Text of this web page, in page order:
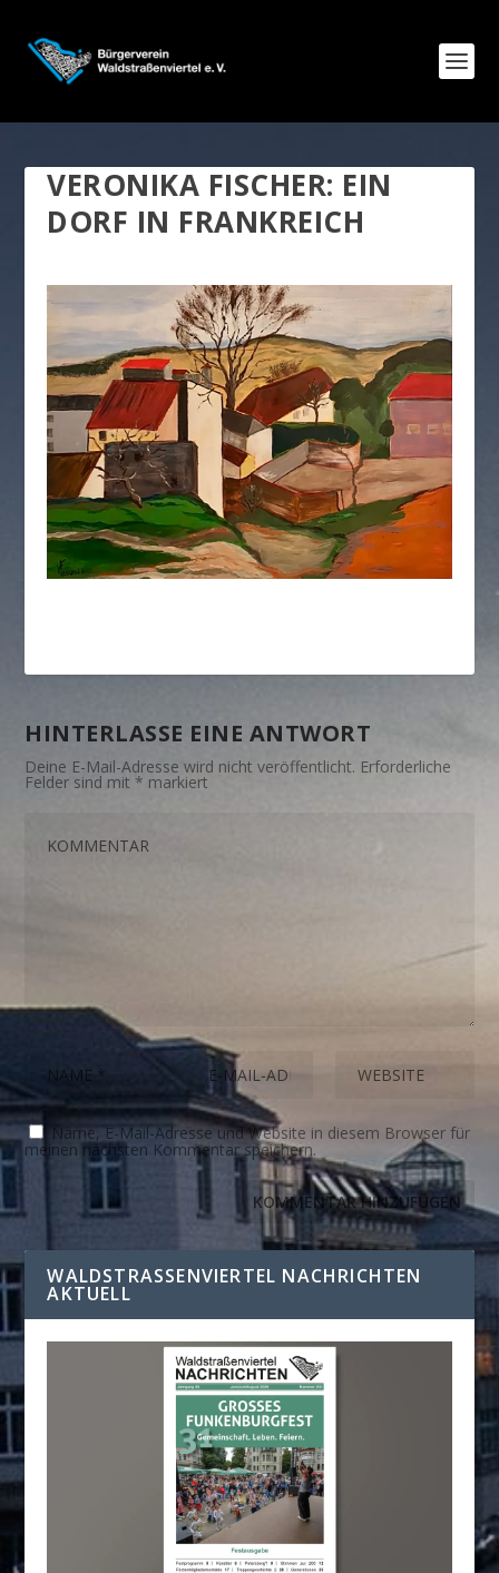
VERONIKA FISCHER: EIN
DORF IN FRANKREICH
HINTERLASSE EINE ANTWORT
Deine E-Mail-Adresse wird nicht veröffentlicht. Erforderliche
Felder sind mit* markiert
Name, E-Mail-Adresse und Website in diesem Browser für
meinen nächsten Kommentar speichern.
WALDSTRASSENVIERTEL NACHRICHTEN A
KTUELL